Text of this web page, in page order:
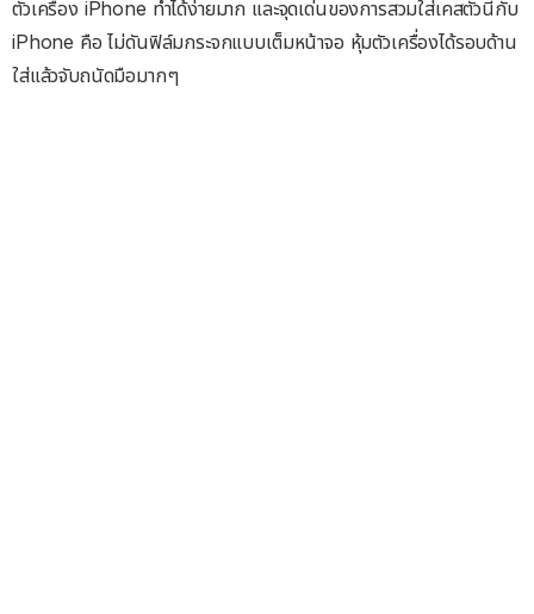
ตัวเครื่อง iPhone ทำได้ง่ายมาก และจุดเด่นของการสวมใส่เคสตัวนี้กับ
iPhone คือ ไม่ดันฟิล์มกระจกแบบเต็มหน้าจอ หุ้มตัวเครื่องได้รอบด้าน
ใส่แล้วจับถนัดมือมากๆ